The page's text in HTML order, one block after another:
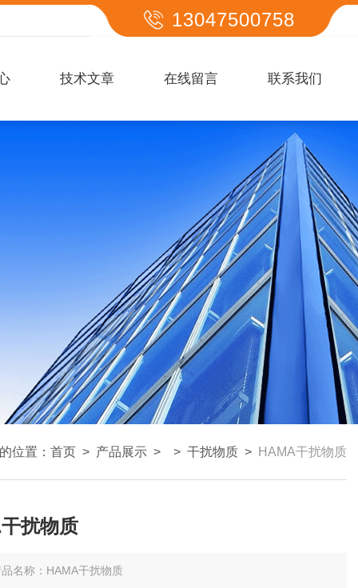
13047500758
技术文章 在线留言 联系我们
位置： 首页 > 产品展示 > > 干扰物质 > HAMA干扰物质
扰物质
品名称：HAMA干扰物质